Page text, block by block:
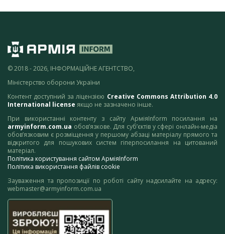
© 2018 - 2026, ІНФОРМАЦІЙНЕ АГЕНТСТВО,
Міністерство оборони України
Контент доступний за ліцензією Creative Commons Attribution 4.0
International license якщо не зазначено інше.
При використанні контенту з сайту АрміяInform посилання на
armyinform.com.ua обов’язкове. Для суб’єктів у сфері онлайн-медіа
обов’язковим є розміщення у першому абзаці матеріалу прямого та
відкритого для пошукових систем гіперпосилання на цитований
матеріал.
Політика користування сайтом АрміяInform
Політика використання файлів cookie
Зауваження та пропозиції по роботі сайту надсилайте на адресу:
webmaster@armyinform.com.ua